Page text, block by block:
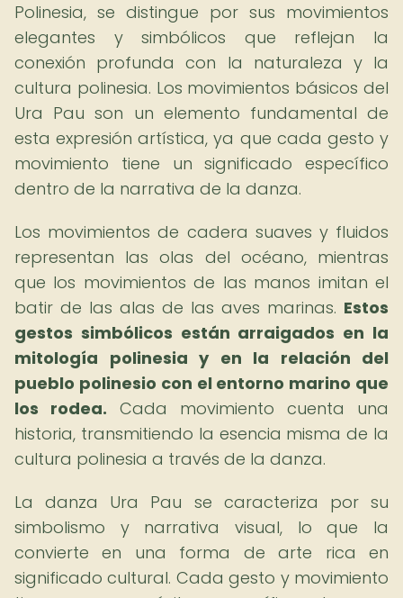
Polinesia, se distingue por sus movimientos
elegantes y simbólicos que reflejan la
conexión profunda con la naturaleza y la
cultura polinesia. Los movimientos básicos del
Ura Pau son un elemento fundamental de
esta expresión artística, ya que cada gesto y
movimiento tiene un significado específico
dentro de la narrativa de la danza.
Los movimientos de cadera suaves y fluidos
representan las olas del océano, mientras
que los movimientos de las manos imitan el
batir de las alas de las aves marinas. Estos
gestos simbólicos están arraigados en la
mitología polinesia y en la relación del
pueblo polinesio con el entorno marino que
los rodea. Cada movimiento cuenta una
historia, transmitiendo la esencia misma de la
cultura polinesia a través de la danza.
La danza Ura Pau se caracteriza por su
simbolismo y narrativa visual, lo que la
convierte en una forma de arte rica en
significado cultural. Cada gesto y movimiento